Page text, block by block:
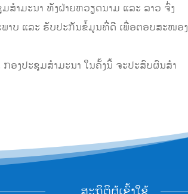
ະນາ ທັງຝ່າຍຫວຽດນາມ ແລະ ລາວ ຈົ່ງ
ພາບ ແລະ ຮັບປະກັນຂໍ້ມູນທີ່ດີ ເພື່ອຕອບສະໜອງ
ປະຊຸມສໍາມະນາ ໃນຄັ້ງນີ້ ຈະປະສົບຜົນສໍາ